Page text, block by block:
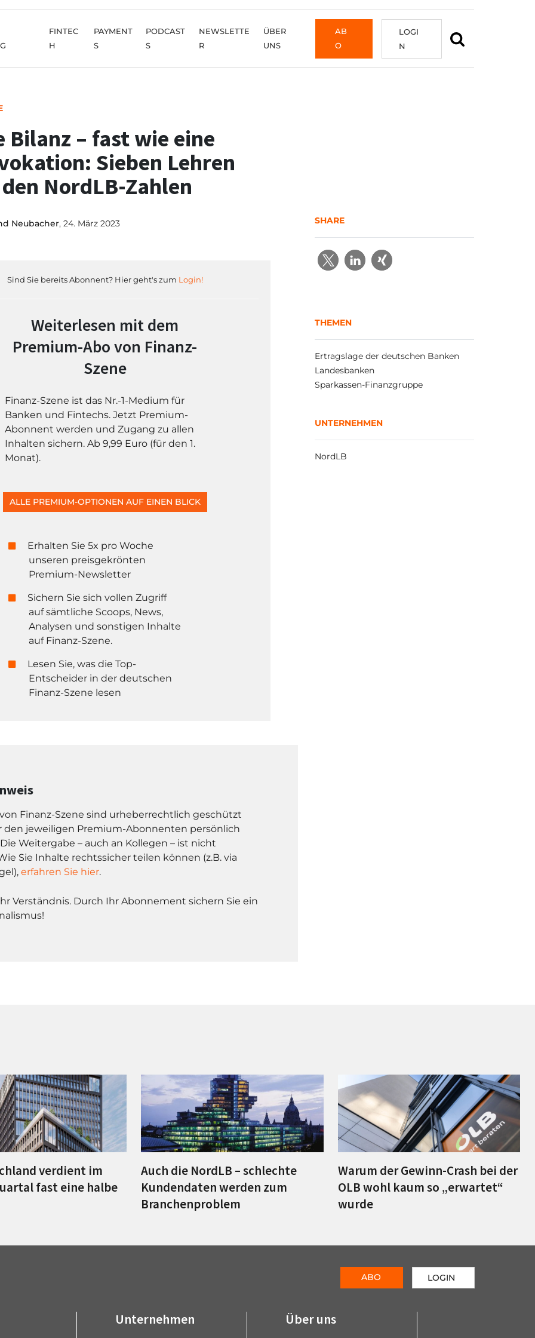
FINTEC
H
PAYMENT
S
PODCAST
S
NEWSLETTE
R
ÜBER
UNS
AB
O
LOGI
N
Bilanz – fast wie eine
Sieben Lehren
NordLB-Zahlen
Neubacher, 24. März 2023
Sind Sie bereits Abonnent? Hier geht's zum Login!
Weiterlesen mit dem
Premium-Abo von Finanz-
Szene
Finanz-Szene ist das Nr.-1-Medium für
Banken und Fintechs. Jetzt Premium-
Abonnent werden und Zugang zu allen
Inhalten sichern. Ab 9,99 Euro (für den 1.
Monat).
ALLE PREMIUM-OPTIONEN AUF EINEN BLICK
Erhalten Sie 5x pro Woche
unseren preisgekrönten
Premium-Newsletter
Sichern Sie sich vollen Zugriff
auf sämtliche Scoops, News,
Analysen und sonstigen Inhalte
auf Finanz-Szene.
Lesen Sie, was die Top-
Entscheider in der deutschen
Finanz-Szene lesen
Finanz-Szene sind urheberrechtlich geschützt
den jeweiligen Premium-Abonnenten persönlich
Weitergabe – auch an Kollegen – ist nicht
Sie Inhalte rechtssicher teilen können (z.B. via
erfahren Sie hier.
Verständnis. Durch Ihr Abonnement sichern Sie ein
SHARE
THEMEN
Ertragslage der deutschen Banken
Landesbanken
Sparkassen-Finanzgruppe
UNTERNEHMEN
NordLB
verdient im
fast eine halbe
Auch die NordLB – schlechte
Kundendaten werden zum
Branchenproblem
Warum der Gewinn-Crash bei der
OLB wohl kaum so „erwartet“
wurde
Unternehmen Über uns
ABO LOGIN